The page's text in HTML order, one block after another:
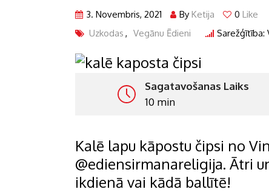
3. Novembris, 2021 By Ketija 0 Like
Uzkodas , Vegānu Ēdieni Sarežģītība:
Sagatavošanas Laiks
10 min
Kalē lapu kāpostu čipsi no
@ediensirmanareligija. Ātri
ikdienā vai kādā ballītē!